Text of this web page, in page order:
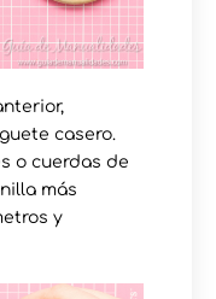
casero.
o cuerdas de
más
y